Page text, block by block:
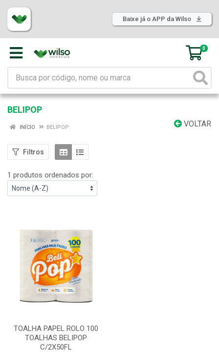
Baixe já o APP da Wilso
0
BELIPOP
VOLTAR
INÍCIO BELIPOP
Filtros
1 produtos ordenados por:
TOALHA PAPEL ROLO 100
TOALHAS BELIPOP
C/2X50FL